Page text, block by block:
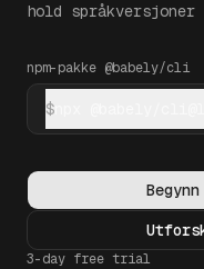
hold
npm-pakke @babely/cli
$
3-day free trial